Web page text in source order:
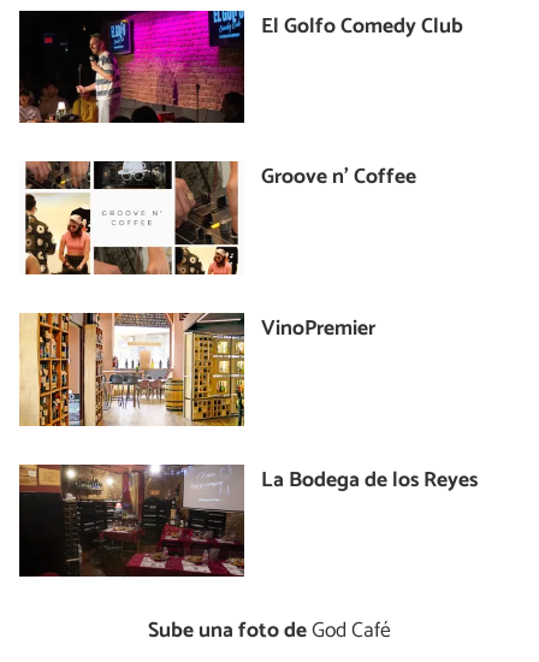
El Golfo Comedy Club
Groove n’ Coffee
VinoPremier
La Bodega de los Reyes
Sube una foto deGod Café